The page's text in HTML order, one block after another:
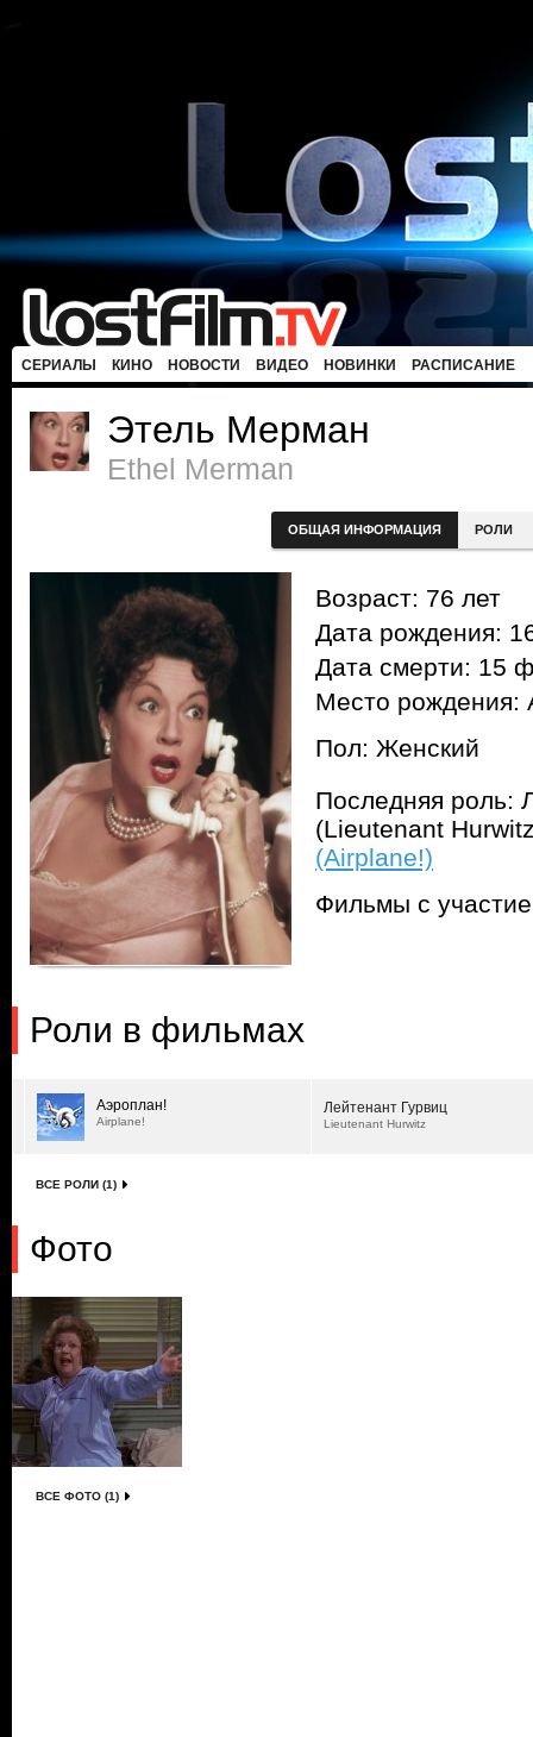
СЕРИАЛЫ КИНО НОВОСТИ ВИДЕО НОВИНКИ РАСПИСАНИЕ
Этель Мерман
Ethel Merman
ОБЩАЯ ИНФОРМАЦИЯ РОЛИ
Возраст: 76 лет
Дата рождения:
Дата смерти: 15
Место
Пол: Женский
Последняя роль:
(Lieutenant
(Airplane!)
Фильмы с
Роли в фильмах
Аэроплан!
Airplane!
Лейтенант Гурвиц
Lieutenant Hurwitz
ВСЕ РОЛИ (1)
Фото
ВСЕ ФОТО (1)